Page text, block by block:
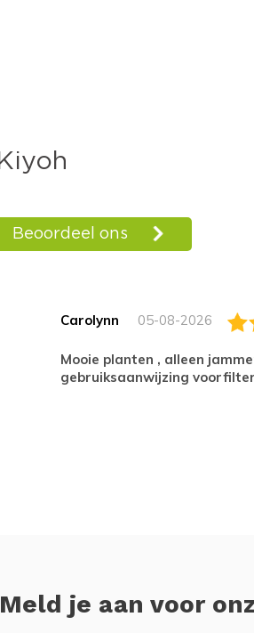
Carolynn 05-08-2026
Mooie planten , alleen jammer geen
gebruiksaanwijzing voorfilter
Meld je aan voor